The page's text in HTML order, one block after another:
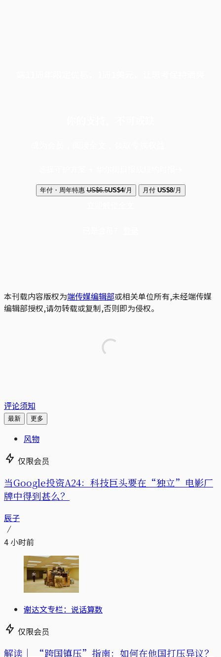
年付・周年特惠 US$6.5US$4/月 月付 US$8/月
本刊载内容版权为端传媒编辑部或相关单位所有,未经端传媒
编辑部授权,请勿转载或复制,否则即为侵权。
评论须知
最新 更多
风物
仅限会员
当Google投资A24：科技巨头要在“独立”电影厂
牌中得到甚么？
辰子
4 小时前
谢达文专栏：说话算数
仅限会员
解读｜ “跨国镇压”指南：如何在他国打压异议？